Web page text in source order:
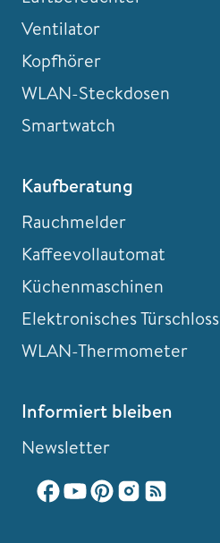
Ventilator
Kopfhörer
WLAN-Steckdosen
Smartwatch
Kaufberatung
Rauchmelder
Kaffeevollautomat
Küchenmaschinen
Elektronisches Türschloss
WLAN-Thermometer
Informiert bleiben
Newsletter